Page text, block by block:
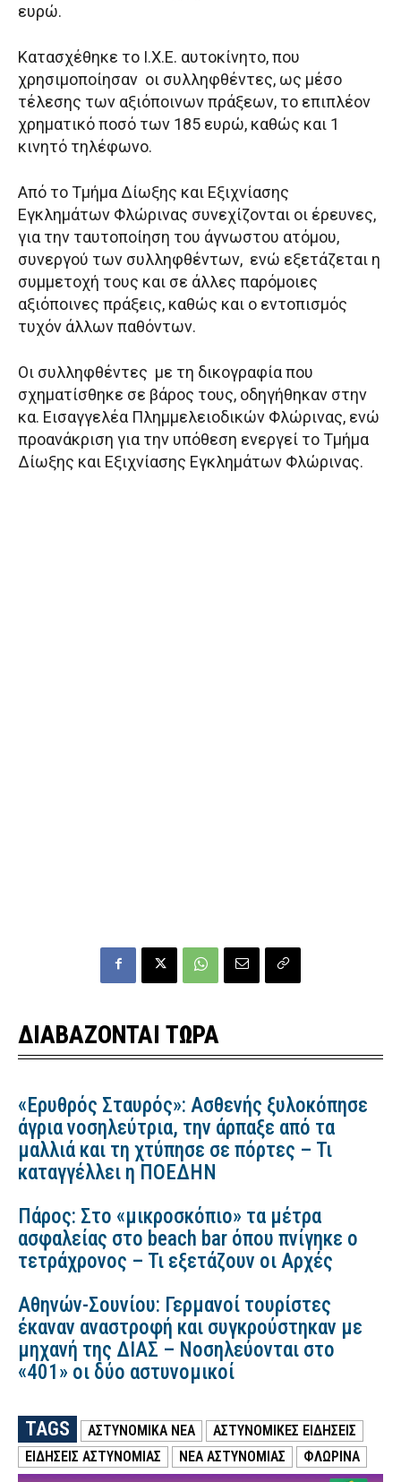
ευρώ.
Κατασχέθηκε το Ι.Χ.Ε. αυτοκίνητο, που
χρησιμοποίησαν οι συλληφθέντες, ως μέσο
τέλεσης των αξιόποινων πράξεων, το επιπλέον
χρηματικό ποσό των 185 ευρώ, καθώς και 1
κινητό τηλέφωνο.
Από το Τμήμα Δίωξης και Εξιχνίασης
Εγκλημάτων Φλώρινας συνεχίζονται οι έρευνες,
για την ταυτοποίηση του άγνωστου ατόμου,
συνεργού των συλληφθέντων, ενώ εξετάζεται η
συμμετοχή τους και σε άλλες παρόμοιες
αξιόποινες πράξεις, καθώς και ο εντοπισμός
τυχόν άλλων παθόντων.
Οι συλληφθέντες με τη δικογραφία που
σχηματίσθηκε σε βάρος τους, οδηγήθηκαν στην
κα. Εισαγγελέα Πλημμελειοδικών Φλώρινας, ενώ
προανάκριση για την υπόθεση ενεργεί το Τμήμα
Δίωξης και Εξιχνίασης Εγκλημάτων Φλώρινας.
ΔΙΑΒΑΖΟΝΤΑΙ ΤΩΡΑ
«Ερυθρός Σταυρός»: Ασθενής ξυλοκόπησε
άγρια νοσηλεύτρια, την άρπαξε από τα
μαλλιά και τη χτύπησε σε πόρτες – Τι
καταγγέλλει η ΠΟΕΔΗΝ
Πάρος: Στο «μικροσκόπιο» τα μέτρα
ασφαλείας στο beach bar όπου πνίγηκε ο
τετράχρονος – Τι εξετάζουν οι Αρχές
Αθηνών-Σουνίου: Γερμανοί τουρίστες
έκαναν αναστροφή και συγκρούστηκαν με
μηχανή της ΔΙΑΣ – Νοσηλεύονται στο
«401» οι δύο αστυνομικοί
TAGS ΑΣΤΥΝΟΜΙΚΑ ΝΕΑ
ΑΣΤΥΝΟΜΙΚΕΣ ΕΙΔΗΣΕΙΣ
ΕΙΔΗΣΕΙΣ ΑΣΤΥΝΟΜΙΑΣ
ΝΕΑ ΑΣΤΥΝΟΜΙΑΣ ΦΛΩΡΙΝΑ